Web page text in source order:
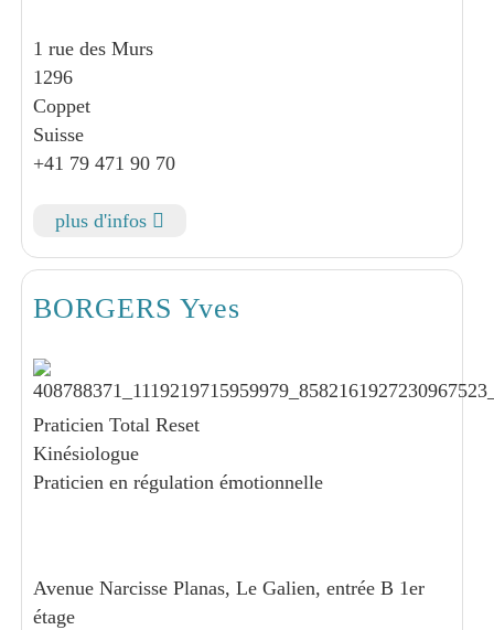
1 rue des Murs
1296
Coppet
Suisse
+41 79 471 90 70
plus d'infos
BORGERS Yves
Praticien Total Reset
Kinésiologue
Praticien en régulation émotionnelle
Avenue Narcisse Planas, Le Galien, entrée B 1er
étage